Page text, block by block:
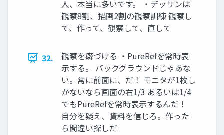
人、本当に多いです。 ・デッサンは
観察8割、描画2割の観察訓練 観察し
て、作って、観察して、直して
32.
観察を癖づける ・PureRefを常時表
示する。 バックグラウンドじゃあな
い。常に前面に、だ！ モニタが1枚し
かないなら画面の右1/3 あるいは1/4
でもPureRefを常時表示するんだ！
自分を疑え、資料を信じろ。作った
ら間違い探しだ